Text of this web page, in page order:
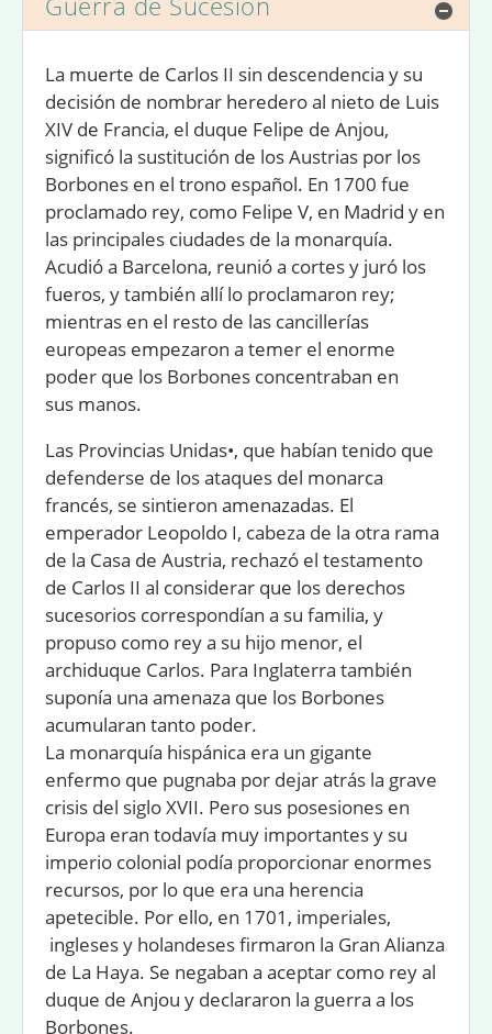
La muerte de Carlos II sin descendencia y su
decisión de nombrar heredero al nieto de Luis
XIV de Francia, el duque Felipe de Anjou,
significó la sustitución de los Austrias por los
Borbones en el trono español. En 1700 fue
proclamado rey, como Felipe V, en Madrid y en
las principales ciudades de la monarquía.
Acudió a Barcelona, reunió a cortes y juró los
fueros, y también allí lo proclamaron rey;
mientras en el resto de las cancillerías
europeas empezaron a temer el enorme
poder que los Borbones concentraban en
sus manos.
Las Provincias Unidas•, que habían tenido que
defenderse de los ataques del monarca
francés, se sintieron amenazadas. El
emperador Leopoldo I, cabeza de la otra rama
de la Casa de Austria, rechazó el testamento
de Carlos II al considerar que los derechos
sucesorios correspondían a su familia, y
propuso como rey a su hijo menor, el
archiduque Carlos. Para Inglaterra también
suponía una amenaza que los Borbones
acumularan tanto poder.
La monarquía hispánica era un gigante
enfermo que pugnaba por dejar atrás la grave
crisis del siglo XVII. Pero sus posesiones en
Europa eran todavía muy importantes y su
imperio colonial podía proporcionar enormes
recursos, por lo que era una herencia
apetecible. Por ello, en 1701, imperiales,
ingleses y holandeses ﬁrmaron la Gran Alianza
de La Haya. Se negaban a aceptar como rey al
duque de Anjou y declararon la guerra a los
Borbones.